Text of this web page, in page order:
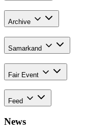
Archive
Samarkand
Fair Event
Feed
News